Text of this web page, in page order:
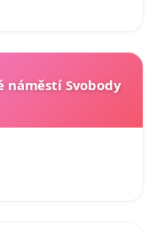
náměstí Svobody